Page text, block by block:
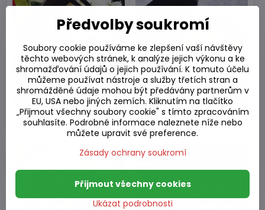
Kuracie green curry Kuracie panang curry
Předvolby soukromí
Soubory cookie používáme ke zlepšení vaší návštěvy
těchto webových stránek, k analýze jejich výkonu a ke
shromažďování údajů o jejich používání. K tomuto účelu
můžeme používat nástroje a služby třetích stran a
shromážděné údaje mohou být předávány partnerům v
EU, USA nebo jiných zemích. Kliknutím na tlačítko
„Přijmout všechny soubory cookie" s tímto zpracováním
souhlasíte. Podrobné informace naleznete níže nebo
můžete upravit své preference.
Zásady ochrany soukromí
Ukázat podrobnosti
Přijmout všechny cookies